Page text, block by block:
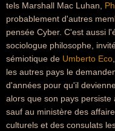
tels Marshall Mac Luhan,
probablement d'autres
pensée Cyber. C'est aussi
sociologue philosophe,
sémiotique de Umberto Eco
les autres pays le
d'années pour qu'il
alors que son pays persiste
sauf au ministère des
culturels et des consulats